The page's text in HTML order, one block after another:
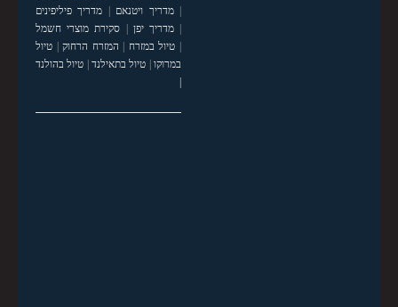
|מדריך ויטנאם | מדריך פיליפינים
|מדריך יפן | סקירת מוצרי חשמל
| טיול במזרח | המזרח הרחוק| טיול
במרוקו| טיול בתאילנד| טיול בהולנד
|